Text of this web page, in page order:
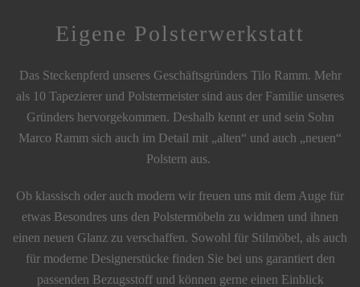
Eigene Polsterwerkstatt
Das Steckenpferd unseres Geschäftsgründers Tilo Ramm. Mehr
als 10 Tapezierer und Polstermeister sind aus der Familie unseres
Gründers hervorgekommen. Deshalb kennt er und sein Sohn
Marco Ramm sich auch im Detail mit „alten“ und auch „neuen“
Polstern aus.
Ob klassisch oder auch modern wir freuen uns mit dem Auge für
etwas Besondres uns den Polstermöbeln zu widmen und ihnen
einen neuen Glanz zu verschaffen. Sowohl für Stilmöbel, als auch
für moderne Designerstücke finden Sie bei uns garantiert den
passenden Bezugsstoff und können gerne einen Einblick